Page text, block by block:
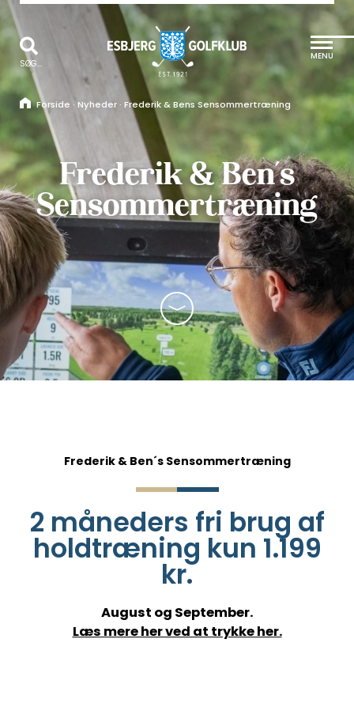
SØG...
Forside ·Nyheder · Frederik & Bens Sensommertræning
Frederik & Ben´s
Sensommertræning
Frederik & Ben´s Sensommertræning
2 måneders fri brug af
holdtræning kun 1.199
kr.
August og September.
Læs mere her ved at trykke her.
MENU